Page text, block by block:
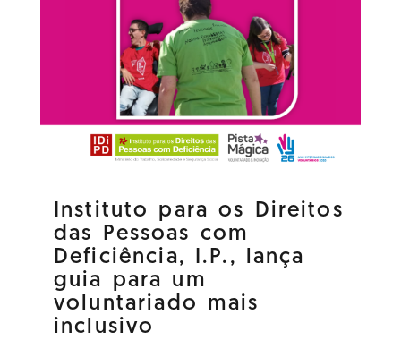
Instituto para os Direitos
das Pessoas com
Deficiência, I.P., lança
guia para um
voluntariado mais
inclusivo